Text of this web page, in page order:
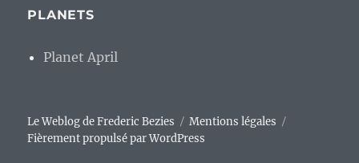
PLANETS
Planet April
Le Weblog de Frederic Bezies
Mentions légales
Fièrement propulsé par WordPress